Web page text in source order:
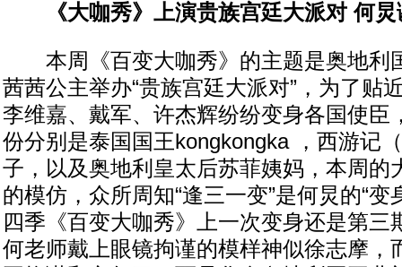
《大咖秀》上演贵族宫廷大派对 何炅
本周《百变大咖秀》的主题是奥地利
茜茜公主举办“贵族宫廷大派对”，为了贴
李维嘉、戴军、许杰辉纷纷变身各国使臣
份分别是泰国国王kongkongka ，西游记
子，以及奥地利皇太后苏菲姨妈，本周的
的模仿，众所周知“逢三一变”是何炅的“变
四季《百变大咖秀》上一次变身还是第三
何老师戴上眼镜拘谨的模样神似徐志摩，